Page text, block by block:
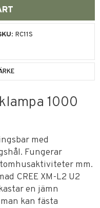
RC11S
1000
med
Fungerar
mm.
CREE XM-L2 U2
en jämn
kan fästa